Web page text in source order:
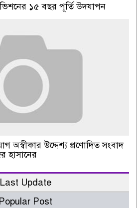
১৫ বছর পূর্তি উদযাপন
অস্বীকার উদ্দেশ্য প্রণোদিত সংবাদ
হাসানের
Last Update
Popular Post